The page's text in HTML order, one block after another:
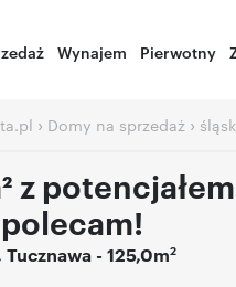
Wynajem Pierwotny
› Domy na sprzedaż ›
z
Tucznawa - 125,0m2